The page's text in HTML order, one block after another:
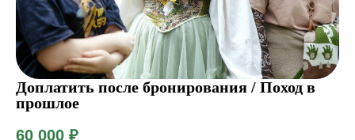
Доплатить после бронирования / Поход в
прошлое
60 000 ₽